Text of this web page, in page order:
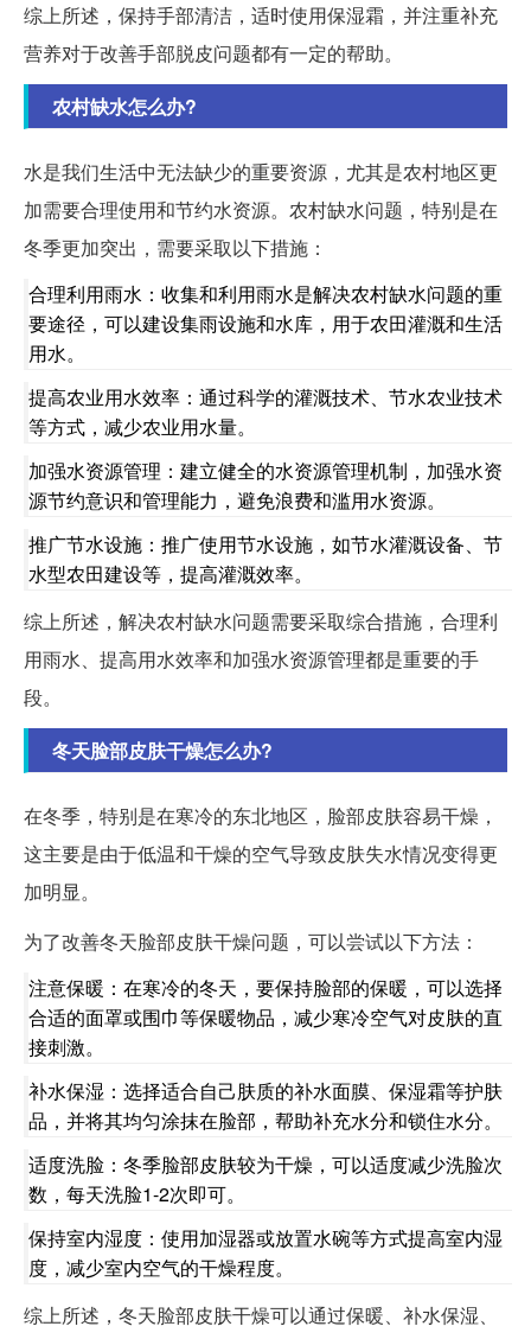
综上所述，保持手部清洁，适时使用保湿霜，并注重补充
营养对于改善手部脱皮问题都有一定的帮助。
农村缺水怎么办?
水是我们生活中无法缺少的重要资源，尤其是农村地区更
加需要合理使用和节约水资源。农村缺水问题，特别是在
冬季更加突出，需要采取以下措施：
合理利用雨水：收集和利用雨水是解决农村缺水问题的重
要途径，可以建设集雨设施和水库，用于农田灌溉和生活
用水。
提高农业用水效率：通过科学的灌溉技术、节水农业技术
等方式，减少农业用水量。
加强水资源管理：建立健全的水资源管理机制，加强水资
源节约意识和管理能力，避免浪费和滥用水资源。
推广节水设施：推广使用节水设施，如节水灌溉设备、节
水型农田建设等，提高灌溉效率。
综上所述，解决农村缺水问题需要采取综合措施，合理利
用雨水、提高用水效率和加强水资源管理都是重要的手
段。
冬天脸部皮肤干燥怎么办?
在冬季，特别是在寒冷的东北地区，脸部皮肤容易干燥，
这主要是由于低温和干燥的空气导致皮肤失水情况变得更
加明显。
为了改善冬天脸部皮肤干燥问题，可以尝试以下方法：
注意保暖：在寒冷的冬天，要保持脸部的保暖，可以选择
合适的面罩或围巾等保暖物品，减少寒冷空气对皮肤的直
接刺激。
补水保湿：选择适合自己肤质的补水面膜、保湿霜等护肤
品，并将其均匀涂抹在脸部，帮助补充水分和锁住水分。
适度洗脸：冬季脸部皮肤较为干燥，可以适度减少洗脸次
数，每天洗脸1-2次即可。
保持室内湿度：使用加湿器或放置水碗等方式提高室内湿
度，减少室内空气的干燥程度。
综上所述，冬天脸部皮肤干燥可以通过保暖、补水保湿、